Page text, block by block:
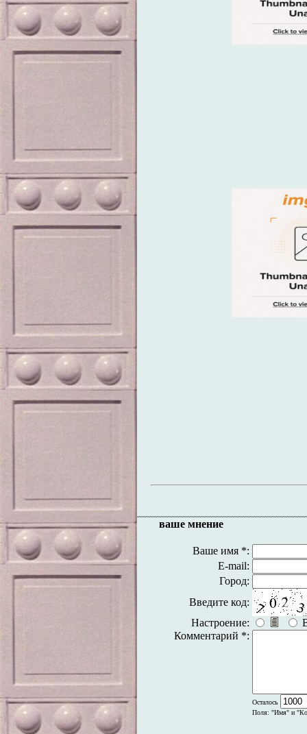
ваше мнение
Ваше имя *:
E-mail:
Город:
Введите код:
Настроение:
Комментарий *:
Осталось
Поля: "Имя" и